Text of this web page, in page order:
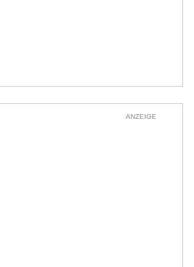
ANZEIGE